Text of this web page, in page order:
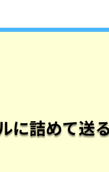
に詰めて送